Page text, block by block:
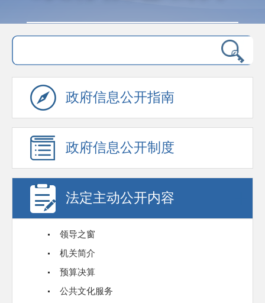
政府信息公开指南
政府信息公开制度
法定主动公开内容
领导之窗
机关简介
预算决算
公共文化服务